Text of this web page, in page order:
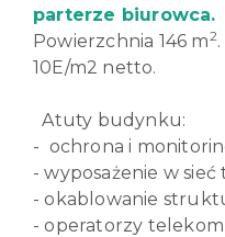
parterze biurowca.
Powierzchnia 146 m2
10E/m2 netto.
Atuty budynku:
- ochrona i
- wyposażenie w
- okablowanie
- operatorzy